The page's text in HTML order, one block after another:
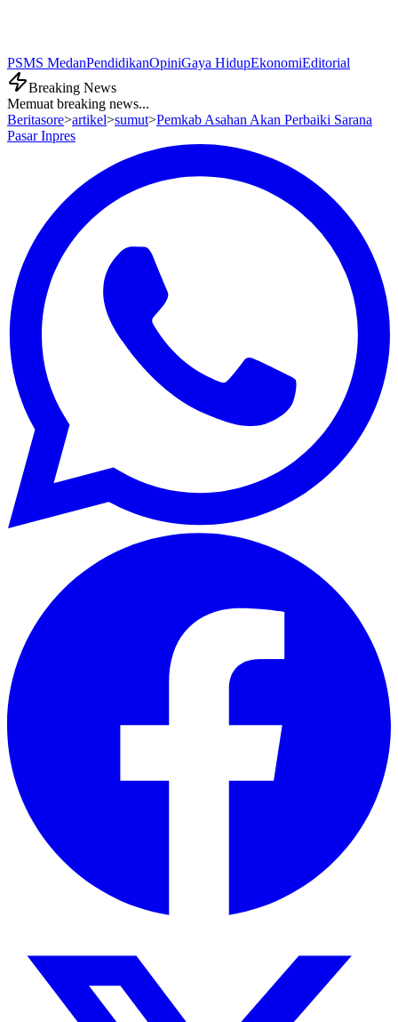
PSMS MedanPendidikanOpiniGaya HidupEkonomiEditorial
Breaking News
Memuat breaking news...
Beritasore>artikel>sumut>Pemkab Asahan Akan Perbaiki Sarana
Pasar Inpres